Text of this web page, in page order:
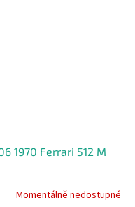
1970 Ferrari 512 M
Momentálně nedostupné